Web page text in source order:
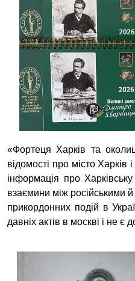
«Фортеця Харків та
відомості про місто
інформація про
взаємини між російськими
прикордонних подій в
давніх актів в москві і не